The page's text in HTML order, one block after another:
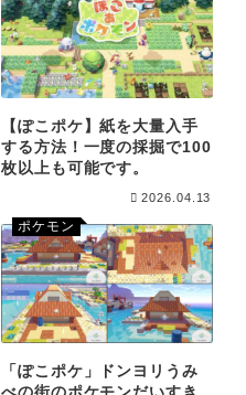
【ぽこポケ】紙を大量入手
する方法！一度の採掘で100
枚以上も可能です。
2026.04.13
ポケモン
「ぽこポケ」ドンヨリうみ
べの街のポケモンだいすき